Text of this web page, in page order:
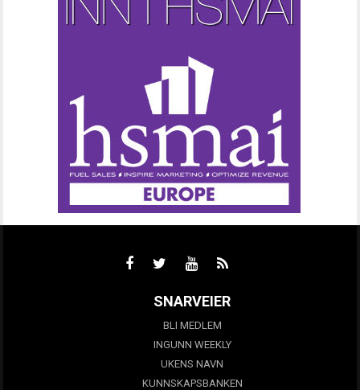
SNARVEIER
BLI MEDLEM
INGUNN WEEKLY
UKENS NAVN
KUNNSKAPSBANKEN